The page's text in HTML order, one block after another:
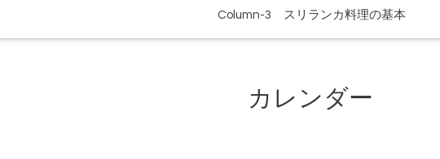
Column-3 スリランカ料理の基本
カレンダー